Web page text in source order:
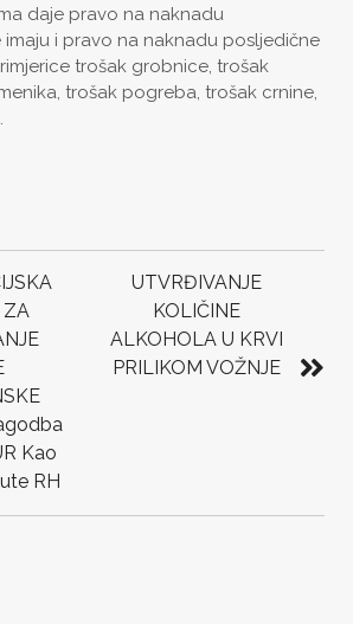
daje pravo na naknadu
imaju i pravo na naknadu posljedične
trošak grobnice, trošak
trošak pogreba, trošak crnine,
ZA
Kao
RH
UTVRĐIVANJE
KOLIČINE
ALKOHOLA U KRVI
PRILIKOM VOŽNJE